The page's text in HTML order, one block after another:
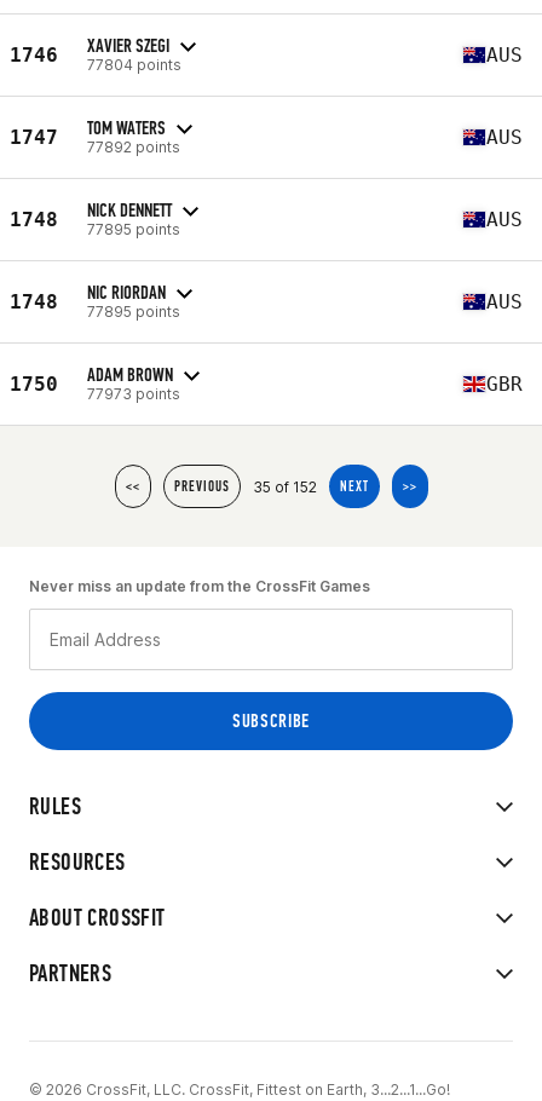
1746 XAVIER SZEGI
77804 points AUS
1747 TOM WATERS
77892 points AUS
1748 NICK DENNETT
77895 points AUS
1748 NIC RIORDAN
77895 points AUS
1750 ADAM BROWN
77973 points GBR
<< PREVIOUS 35 of 152 NEXT >>
RULES
RESOURCES
ABOUT CROSSFIT
PARTNERS
Never miss an update from the CrossFit Games
© 2026 CrossFit, LLC. CrossFit, Fittest on Earth, 3...2...1...Go!